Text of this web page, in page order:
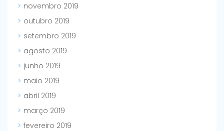
novembro 2019
outubro 2019
setembro 2019
agosto 2019
junho 2019
maio 2019
abril 2019
março 2019
fevereiro 2019